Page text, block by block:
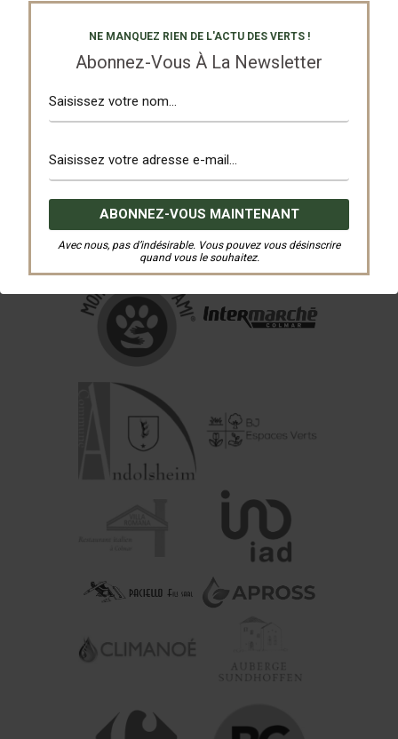
NE MANQUEZ RIEN DE L'ACTU DES VERTS !
Abonnez-Vous À La Newsletter
Avec nous, pas d’indésirable. Vous pouvez vous désinscrire
quand vous le souhaitez.